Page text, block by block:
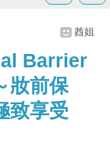
酋姐
Barrier
妝前保
致享受